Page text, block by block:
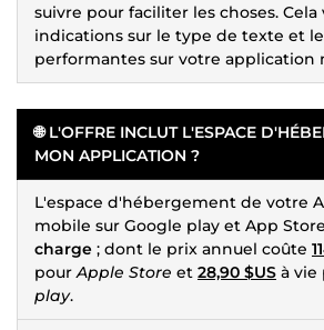
suivre pour faciliter les choses.
indications sur le type de texte et
performantes sur votre application
🌐 L'OFFRE INCLUT L'ESPACE
MON APPLICATION ?
L'espace d'hébergement de votre
mobile sur Google play et App Store
charge ; dont le prix annuel coûte
pourApple Store et 28,90 $US à vie
play.